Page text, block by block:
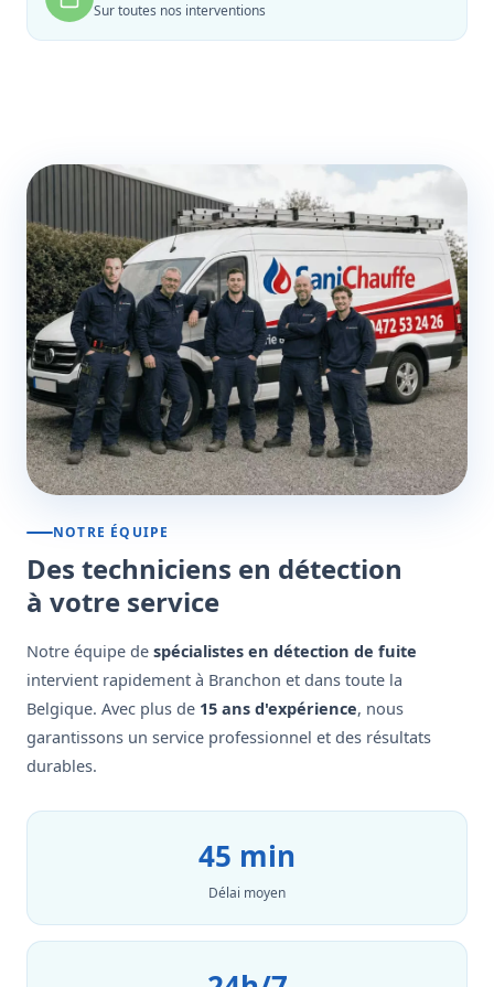
Sur toutes nos interventions
NOTRE ÉQUIPE
Des techniciens en détection
à votre service
Notre équipe de spécialistes en détection de fuite
intervient rapidement à Branchon et dans toute la
Belgique. Avec plus de 15 ans d'expérience, nous
garantissons un service professionnel et des résultats
durables.
45 min
Délai moyen